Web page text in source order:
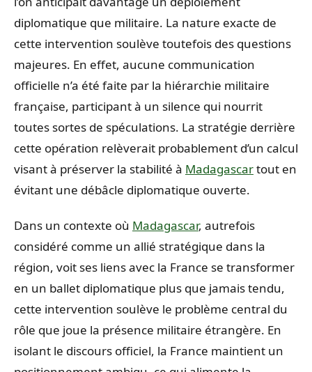
diplomatique que militaire. La nature exacte de
cette intervention soulève toutefois des questions
majeures. En effet, aucune communication
officielle n’a été faite par la hiérarchie militaire
française, participant à un silence qui nourrit
toutes sortes de spéculations. La stratégie derrière
cette opération relèverait probablement d’un calcul
visant à préserver la stabilité à Madagascartout en
évitant une débâcle diplomatique ouverte.
Dans un contexte où Madagascar, autrefois
considéré comme un allié stratégique dans la
région, voit ses liens avec la France se transformer
en un ballet diplomatique plus que jamais tendu,
cette intervention soulève le problème central du
rôle que joue la présence militaire étrangère. En
isolant le discours officiel, la France maintient un